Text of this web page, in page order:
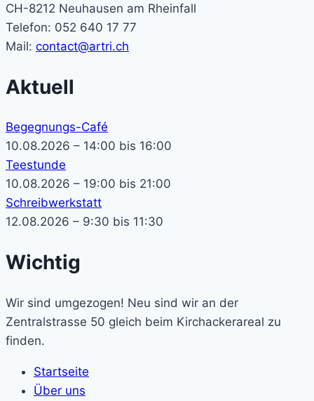
CH-8212 Neuhausen am Rheinfall
Telefon: 052 640 17 77
Mail: contact@artri.ch
Aktuell
Begegnungs-Café
10.08.2026 – 14:00 bis 16:00
Teestunde
10.08.2026 – 19:00 bis 21:00
Schreibwerkstatt
12.08.2026 – 9:30 bis 11:30
Wichtig
Wir sind umgezogen! Neu sind wir an der
Zentralstrasse 50 gleich beim Kirchackerareal zu
finden.
Startseite
Über uns